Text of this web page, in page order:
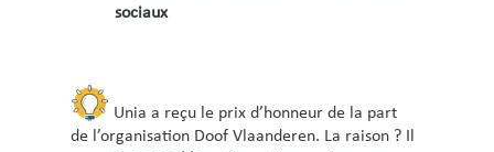
sociaux
Unia a reçu le prix d’honneur de la part
de l’organisation Doof Vlaanderen. La raison ? Il